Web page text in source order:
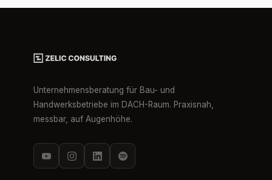
Unternehmensberatung für Bau- und
Handwerksbetriebe im DACH-Raum. Praxisnah,
messbar, auf Augenhöhe.